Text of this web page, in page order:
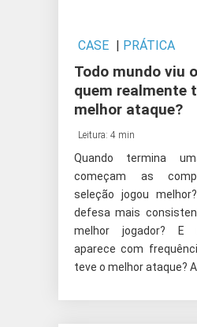
CASE | PRÁTICA
Todo mundo viu
quem realmente
melhor ataque?
Leitura: 4 min
Quando termina
começam as
seleção jogou
defesa mais
melhor jogador? E
aparece com
teve o melhor ataque? A